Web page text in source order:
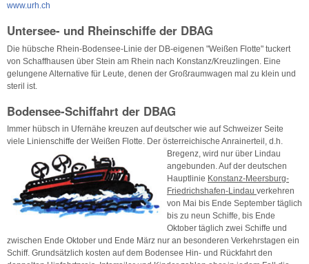
www.urh.ch
Untersee- und Rheinschiffe der DBAG
Die hübsche Rhein-Bodensee-Linie der DB-eigenen "Weißen Flotte" tuckert
von Schaffhausen über Stein am Rhein nach Konstanz/Kreuzlingen. Eine
gelungene Alternative für Leute, denen der Großraumwagen mal zu klein und
steril ist.
Bodensee-Schiffahrt der DBAG
Immer hübsch in Ufernähe kreuzen auf deutscher wie auf Schweizer Seite
viele Linienschiffe der Weißen Flotte. Der österreichische Anrainerteil, d.h.
Bregenz, wird nur über Lindau
angebunden. Auf der deutschen
Hauptlinie Konstanz-Meersburg-
Friedrichshafen-Lindau verkehren
von Mai bis Ende September täglich
bis zu neun Schiffe, bis Ende
Oktober täglich zwei Schiffe und
zwischen Ende Oktober und Ende März nur an besonderen Verkehrstagen ein
Schiff. Grundsätzlich kosten auf dem Bodensee Hin- und Rückfahrt den